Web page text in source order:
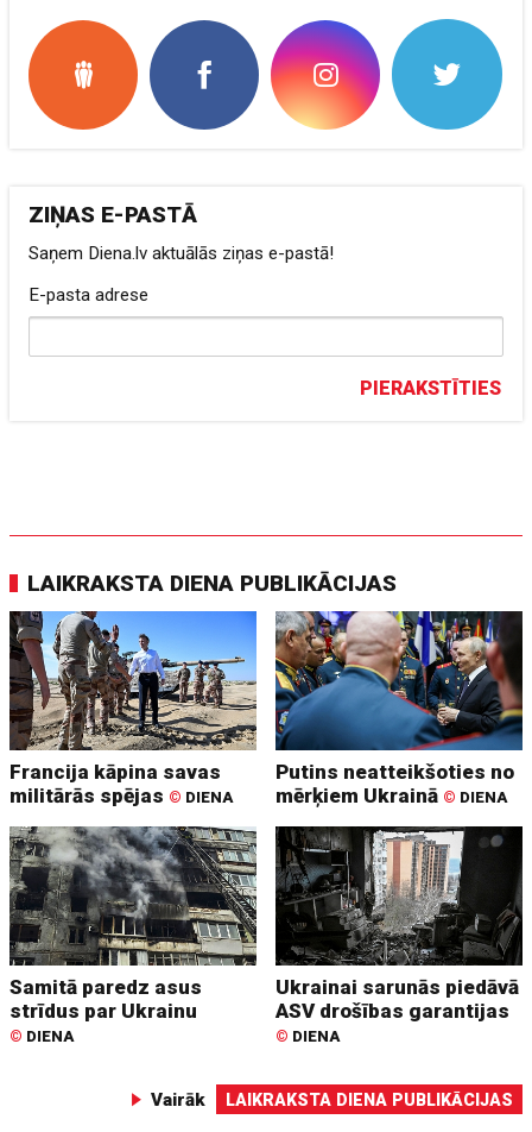
ZIŅAS E-PASTĀ
Saņem Diena.lv aktuālās ziņas e-pastā!
E-pasta adrese
PIERAKSTĪTIES
LAIKRAKSTA DIENA PUBLIKĀCIJAS
Francija kāpina savas
militārās spējas © DIENA
Putins neatteikšoties no
mērķiem Ukrainā © DIENA
Samitā paredz asus
strīdus par Ukrainu
© DIENA
Ukrainai sarunās piedāvā
ASV drošības garantijas
© DIENA
Vairāk LAIKRAKSTA DIENA PUBLIKĀCIJAS